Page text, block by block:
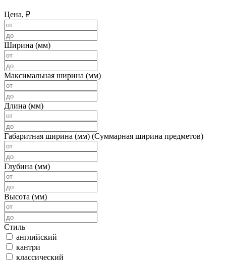
Цена, ₽
Ширина (мм)
Максимальная ширина (мм)
Длина (мм)
Габаритная ширина (мм) (Суммарная ширина предметов)
Глубина (мм)
Высота (мм)
Стиль
английский
кантри
классический